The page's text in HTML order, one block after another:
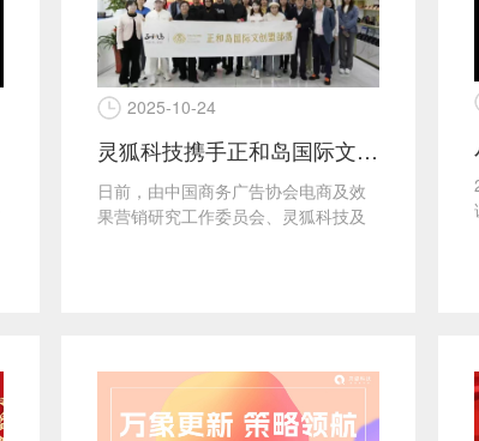
2025-10-24
灵狐科技携手正和岛国际文创联盟部落，共谱“营销赋能”新篇章
日前，由中国商务广告协会电商及效
果营销研究工作委员会、灵狐科技及